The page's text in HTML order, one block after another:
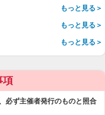
もっと見る＞
もっと見る＞
もっと見る＞
項
必ず主催者発行のものと照合